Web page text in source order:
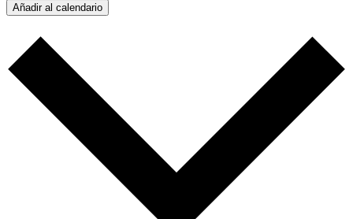
Añadir al calendario